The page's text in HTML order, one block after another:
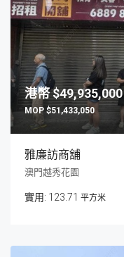
$49,935,000
$51,433,050
雅廉訪商舖
澳門越秀花園
123.71 平方米